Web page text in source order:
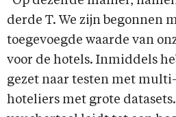
derde T. We zijn begonnen
toegevoegde waarde van
voor de hotels. Inmiddels
gezet naar testen met
hoteliers met grote